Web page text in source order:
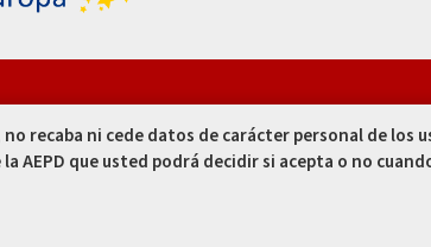
recaba ni cede datos de carácter personal de los
AEPD que usted podrá decidir si acepta o no